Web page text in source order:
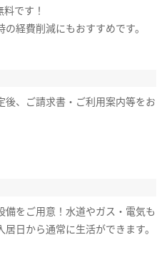
です！
経費削減にもおすすめです。
後、ご請求書・ご利用案内等をお
備をご用意！水道やガス・電気も
居日から通常に生活ができます。